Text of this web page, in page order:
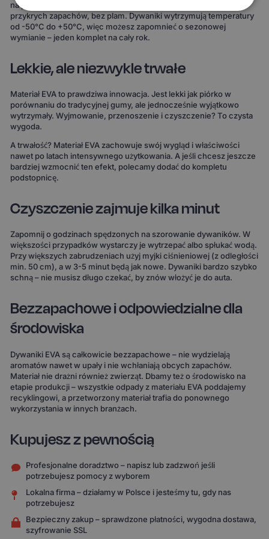
na powierzchni i łatwo się usuwa. Bez długiego suszenia, bez
przykrych zapachów, bez plam. Dywaniki wytrzymują temperatury
od -50°C do +50°C, więc możesz zapomnieć o sezonowej
wymianie – jeden komplet na cały rok.
Lekkie, ale niezwykle trwałe
Materiał EVA to prawdziwa innowacja. Jest lekki jak piórko w
porównaniu do tradycyjnej gumy, ale jednocześnie wyjątkowo
wytrzymały. Wyjmowanie, przenoszenie i czyszczenie? To czysta
wygoda.
A trwałość? Materiał EVA zachowuje swój wygląd i właściwości
nawet po latach intensywnego użytkowania. A jeśli chcesz jeszcze
bardziej wzmocnić ten efekt, polecamy dodać do kompletu
podstopnicę.
Czyszczenie zajmuje kilka minut
Zapomnij o godzinach spędzonych na szorowanie dywaników. W
większości przypadków wystarczy je wytrzepać albo spłukać wodą.
Przy większych zabrudzeniach użyj myjki ciśnieniowej (z odległości
min. 50 cm), a w 3-5 minut będą jak nowe. Dywaniki bardzo szybko
schną – nie musisz długo czekać, by znów włożyć je do auta.
Bezzapachowe i odpowiedzialne dla
środowiska
Dywaniki EVA są całkowicie bezzapachowe – nie wydzielają
aromatów nawet w upały i nie wchłaniają obcych zapachów.
Materiał nie drażni również zwierząt. Dbamy też o środowisko na
etapie produkcji – wszystkie odpady z materiału EVA poddajemy
recyklingowi, a przetworzony materiał trafia do ponownego
wykorzystania w innych branżach.
Kupujesz z pewnością
Profesjonalne doradztwo – napisz lub zadzwoń jeśli
potrzebujesz pomocy z wyborem
Lokalna firma – działamy w Polsce i jesteśmy tu, gdy nas
potrzebujesz
Bezpieczny zakup – sprawdzone płatności, wygodna dostawa,
szyfrowanie SSL